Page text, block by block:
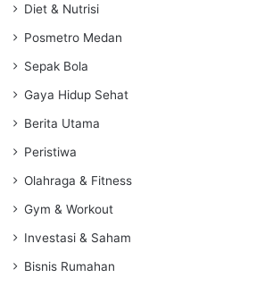
Diet & Nutrisi
Posmetro Medan
Sepak Bola
Gaya Hidup Sehat
Berita Utama
Peristiwa
Olahraga & Fitness
Gym & Workout
Investasi & Saham
Bisnis Rumahan